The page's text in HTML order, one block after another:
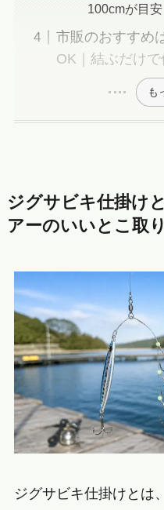
100cmが目安
市販のおすすめ
OK｜結ぶだけ
も
ジグサビキ仕掛け
アーのいいとこ取り
ジグサビキ仕掛けとは